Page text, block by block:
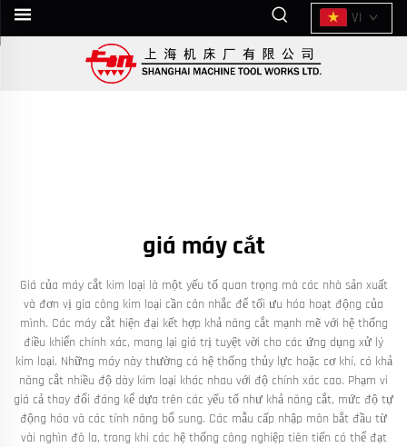
VI
giá máy cắt
Giá của máy cắt kim loại là một yếu tố quan trọng mà các nhà sản xuất
và đơn vị gia công kim loại cần cân nhắc để tối ưu hóa hoạt động của
mình. Các máy cắt hiện đại kết hợp khả năng cắt mạnh mẽ với hệ thống
điều khiển chính xác, mang lại giá trị tuyệt vời cho các ứng dụng xử lý
kim loại. Những máy này thường có hệ thống thủy lực hoặc cơ khí, có khả
năng cắt nhiều độ dày kim loại khác nhau với độ chính xác cao. Phạm vi
giá cả thay đổi đáng kể dựa trên các yếu tố như khả năng cắt, mức độ tự
động hóa và các tính năng bổ sung. Các mẫu cấp nhập môn bắt đầu từ
vài nghìn đô la, trong khi các hệ thống công nghiệp tiên tiến có thể đạt